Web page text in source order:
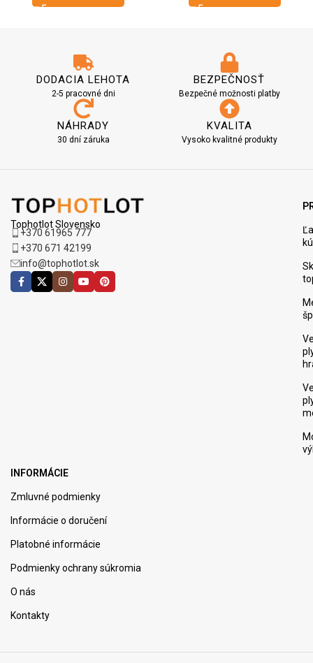
DODACIA LEHOTA
2-5 pracovné dni
BEZPEČNOSŤ
Bezpečné možnosti platby
NÁHRADY
30 dní záruka
KVALITA
Vysoko kvalitné produkty
Tophotlot Slovensko
+370 61965 777
+370 671 42199
info@tophotlot.sk
INFORMÁCIE
Zmluvné podmienky
Informácie o doručení
Platobné informácie
Podmienky ochrany súkromia
O nás
Kontakty